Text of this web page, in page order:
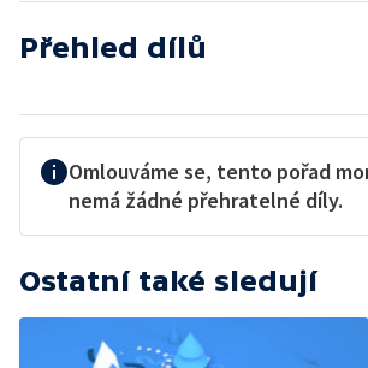
Přehled dílů
Omlouváme se, tento pořad
nemá žádné přehratelné díly.
Ostatní také sledují